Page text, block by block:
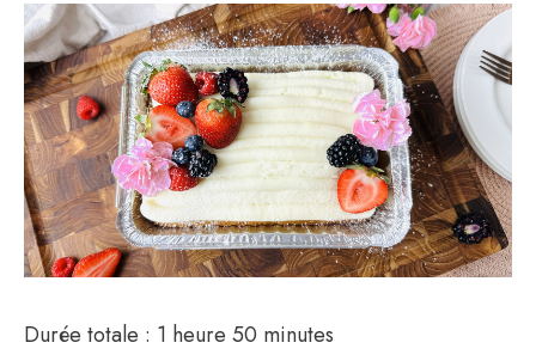
Durée totale : 1 heure 50 minutes